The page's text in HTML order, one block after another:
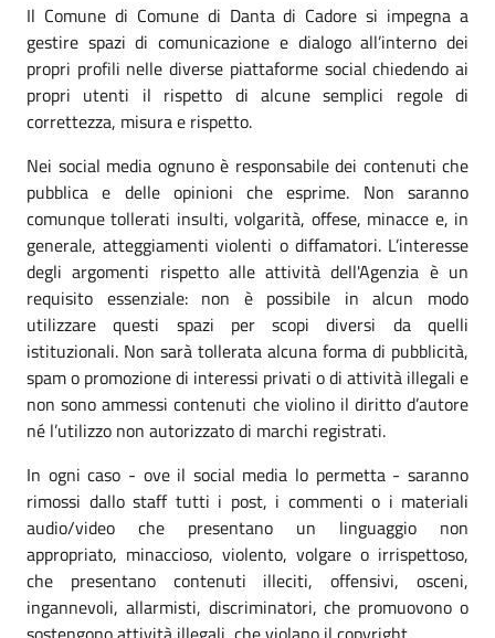
Il Comune di Comune di Danta di Cadore si impegna a
gestire spazi di comunicazione e dialogo all’interno dei
propri profili nelle diverse piattaforme social chiedendo ai
propri utenti il rispetto di alcune semplici regole di
correttezza, misura e rispetto.
Nei social media ognuno è responsabile dei contenuti che
pubblica e delle opinioni che esprime. Non saranno
comunque tollerati insulti, volgarità, offese, minacce e, in
generale, atteggiamenti violenti o diffamatori. L’interesse
degli argomenti rispetto alle attività dell'Agenzia è un
requisito essenziale: non è possibile in alcun modo
utilizzare questi spazi per scopi diversi da quelli
istituzionali. Non sarà tollerata alcuna forma di pubblicità,
spam o promozione di interessi privati o di attività illegali e
non sono ammessi contenuti che violino il diritto d’autore
né l’utilizzo non autorizzato di marchi registrati.
In ogni caso - ove il social media lo permetta - saranno
rimossi dallo staff tutti i post, i commenti o i materiali
audio/video che presentano un linguaggio non
appropriato, minaccioso, violento, volgare o irrispettoso,
che presentano contenuti illeciti, offensivi, osceni,
ingannevoli, allarmisti, discriminatori, che promuovono o